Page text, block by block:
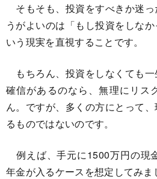
そもそも、投資をすべきか迷
うがよいのは「もし投資をしな
いう現実を直視することです。
もちろん、投資をしなくても一
確信があるのなら、無理にリス
ん。ですが、多くの方にとって
るものではないのです。
例えば、手元に1500万円の現
年金が入るケースを想定してみま